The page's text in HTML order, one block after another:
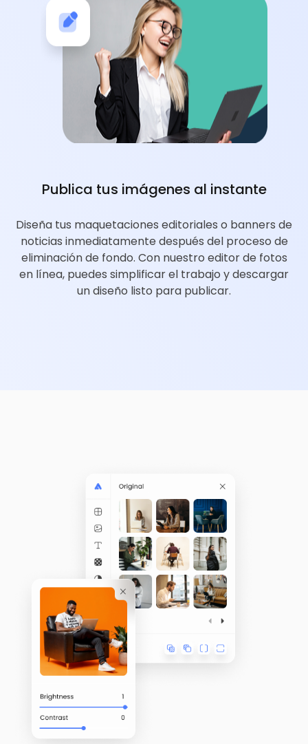
Publica tus imágenes al instante
Diseña tus maquetaciones editoriales o banners de
noticias inmediatamente después del proceso de
eliminación de fondo. Con nuestro editor de fotos
en línea, puedes simplificar el trabajo y descargar
un diseño listo para publicar.